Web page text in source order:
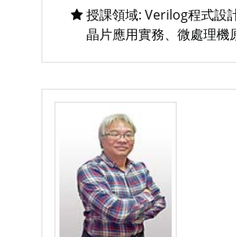
授課領域: Verilog程式設
晶片應用實務、微處理機